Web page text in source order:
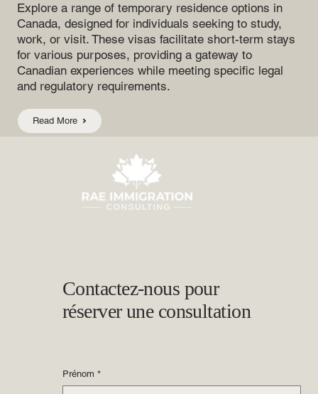
Explore a range of temporary residence options in
Canada, designed for individuals seeking to study,
work, or visit. These visas facilitate short-term stays
for various purposes, providing a gateway to
Canadian experiences while meeting specific legal
and regulatory requirements.
Read More
Contactez-nous pour
réserver une consultation
Prénom *